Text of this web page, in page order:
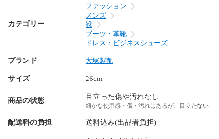
カテゴリー
ファッション
メンズ
靴
ブーツ・革靴
ドレス・ビジネスシューズ
ブランド 大塚製靴
サイズ 26cm
商品の状態 目立った傷や汚れなし
細かな使用感・傷・汚れはあるが、目立たない
配送料の負担 送料込み(出品者負担)